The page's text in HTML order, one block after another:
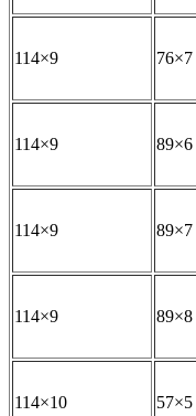
114×9 76×7
114×9 89×6
114×9 89×7
114×9 89×8
114×10 57×5